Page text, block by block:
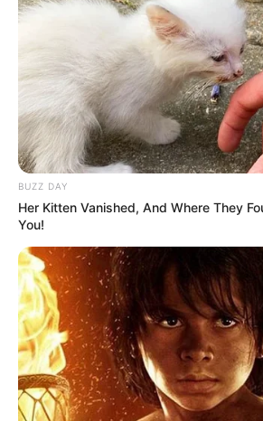
BUZZ DAY
Her Kitten Vanished, And Where They
You!